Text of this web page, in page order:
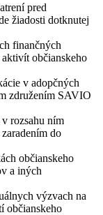
pred
žiadosti dotknutej
finančných
občianskeho
v adopčných
združením SAVIO
rozsahu ním
do
občianskeho
a iných
výzvach na
občianskeho